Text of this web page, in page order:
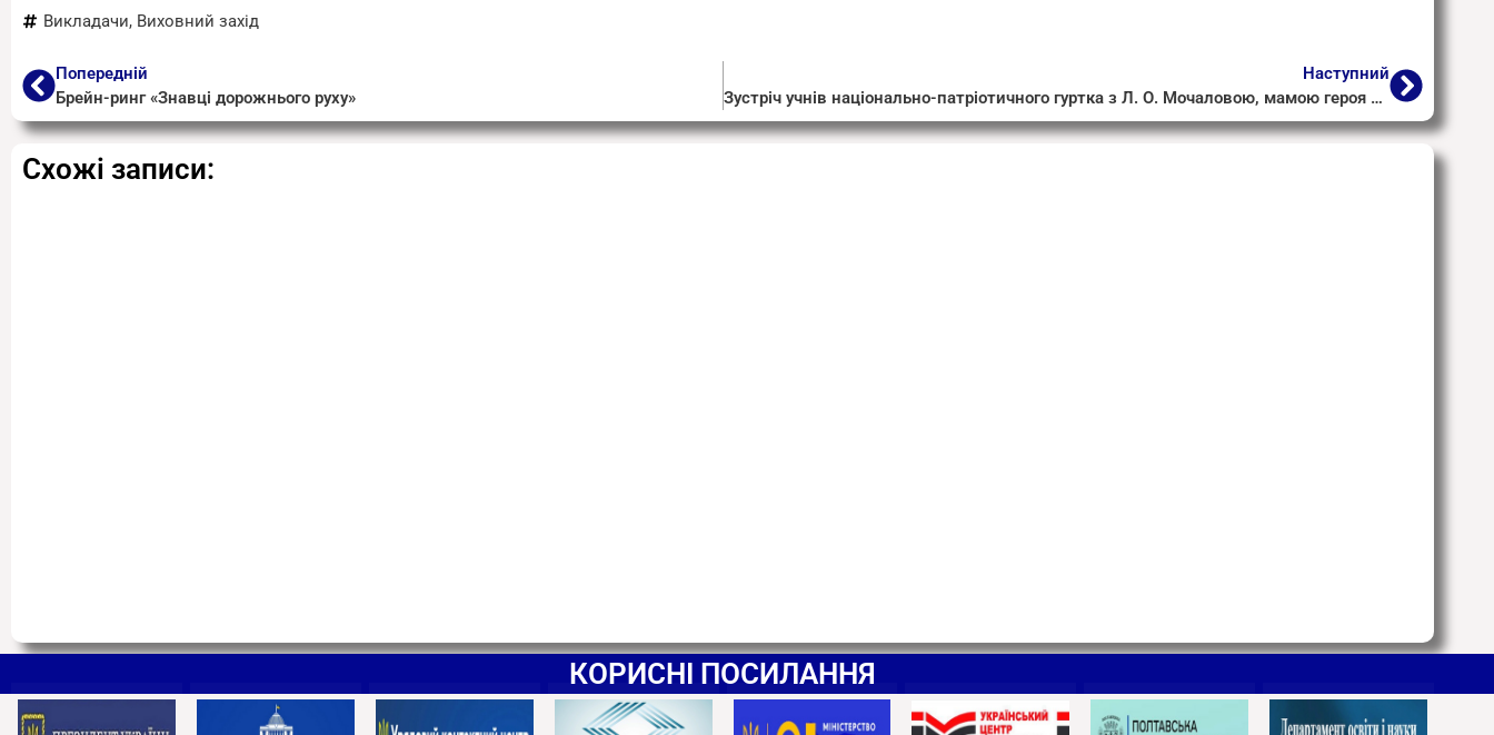
Викладачи, Виховний захід
Попередній
Брейн-ринг «Знавці дорожнього руху»
Наступний
Зустріч учнів національно-патріотичного гуртка з Л. О. Мочаловою, мамою героя АТО, який загинув в Іловайську
Схожі записи:
КОРИСНІ ПОСИЛАННЯ